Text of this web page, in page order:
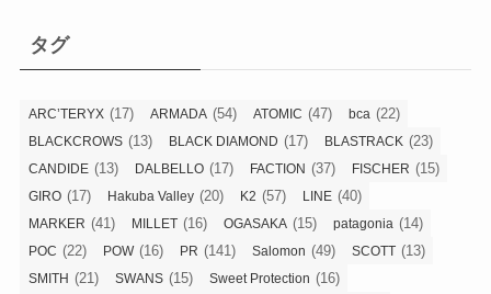
ー
タグ
ARC’TERYX (17) ARMADA (54) ATOMIC (47) bca (22)
BLACKCROWS (13) BLACK DIAMOND (17) BLASTRACK (23)
CANDIDE (13) DALBELLO (17) FACTION (37) FISCHER (15)
GIRO (17) Hakuba Valley (20) K2 (57) LINE (40)
MARKER (41) MILLET (16) OGASAKA (15) patagonia (14)
POC (22) POW(16) PR (141) Salomon (49) SCOTT (13)
SMITH (21) SWANS (15) Sweet Protection (16)